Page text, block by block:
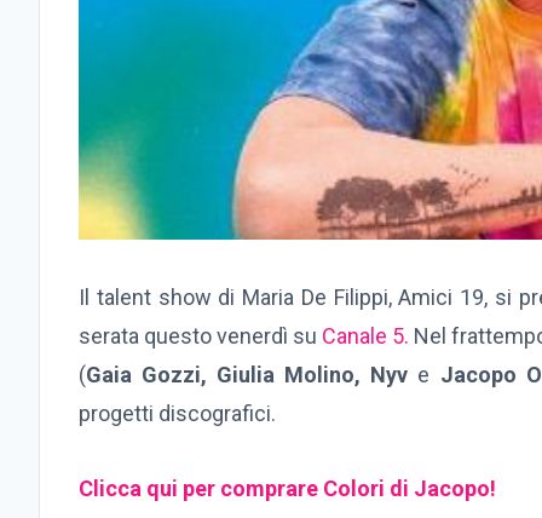
Il talent show di Maria De Filippi, Amici 19, si
serata questo venerdì su Canale 5. Nel
(Gaia Gozzi, Giulia Molino, Nyv e Jacopo
progetti discografici.
Clicca qui per comprare Colori di Jacopo!